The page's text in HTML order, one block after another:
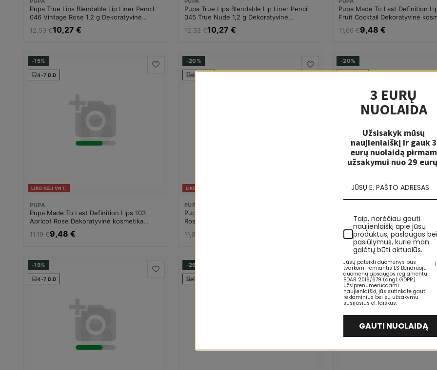
Pupa True Lips Blendable Lip Liner Pencil
046 Vintage Rose 1,2 g Dekoratyvinė
kosmetika Moterims
12,53 €10,27 €
Pupa True Lips Blendable Lip Liner Pencil
045 True Nude 1,2 g Dekoratyvinė
kosmetika Moterims
12,32 €10,27 €
Pupa Made To Last Definition
Fruit Cocktail Dekoratyvinė
Moterims
11,66 €9,48 €
-15%
4-7 D.D
LIKO KELI VNT.
PUPA
Pupa Made To Last Definition Lips 103
Apricot Rose Dekoratyvinė kosmetika
Moterims
11,19 €9,48 €
-20%
4-7 D.D
LIKO KELI VNT.
PUPA
Pupa Made To Last Definition Lips 102 Soft
Rose Dekoratyvinė kosmetika Moterims
11,85 €
-20%
LIKO KELI VNT.
Absolute Nude Dekoratyvinė
Moterims
11,85 €9,48 €
-19%
4-7 D.D
-26%
4-7 D.D
-28%
4-7 D.D
3 EURŲ
NUOLAIDA
Užsisakyk mūsų
naujienlaiškį ir gauk 3
eurų nuolaidą pirmam
užsakymui nuo 29
Taip, norėčiau gauti
naujienlaiškį apie jūsų
produktus, paslaugas bei
pasiūlymus, kurie man
galėtų būti aktualūs.
Jūsų pateikti duomenys bus
tvarkomi remiantis ES Bendruoju
duomenų apsaugos reglamentu
BDAR 2016/679 (angl. GDPR).
Užsiprenumeruodami
naujienlaiškį, jūs sutinkate gauti
reklaminius bei su užsakymu
susijusius el. laiškus.
GAUTI NUOLAIDĄ